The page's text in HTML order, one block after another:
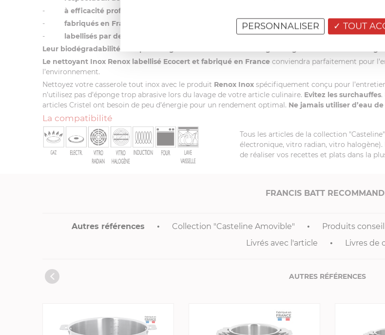
- à efficacité professionnelle
- fabriqués en France
- labellisés par des organismes indépendants (Ecocert ou Ecolabel)
Leur biodégradabilité est optimale grâce aux tensioactifs d’origine végétale et à un emballage
Le nettoyant Inox Renox labellisé Ecocert et fabriqué en France conviendra parfaitement pour
l’environnement.
Nettoyez votre casserole tout inox avec le produit Renox Inox spécifiquement conçu pour
n’utilisez pas d’éponge trop abrasive lors du lavage de votre article culinaire. Evitez les surchauffes
articles Cristel ont besoin de peu d’énergie pour un rendement optimal. Ne jamais utiliser d’eau
La compatibilité
Tous les articles de la collection
électronique, vitro radian, vitro halogène).
de réaliser vos recettes et plats dans la
FRANCIS BATT
Autres références Collection "Casteline Amovible" Produits
Livrés avec l'article
Livres de
AUTRES RÉFÉRENCES
TOUT
PERSONNALISER